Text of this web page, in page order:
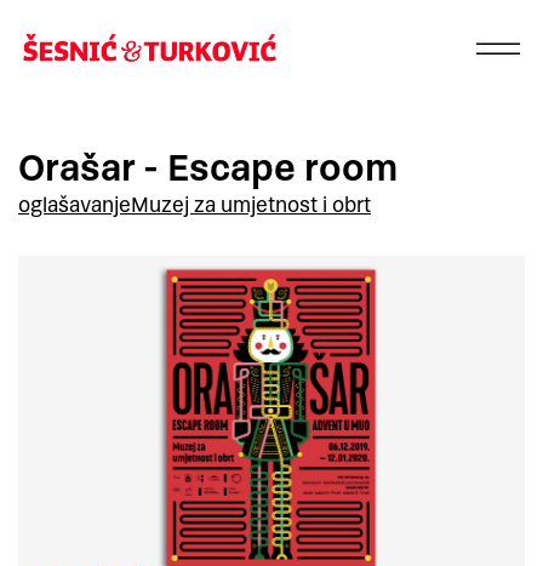
Orašar - Escape room
oglašavanjeMuzej za umjetnost i obrt